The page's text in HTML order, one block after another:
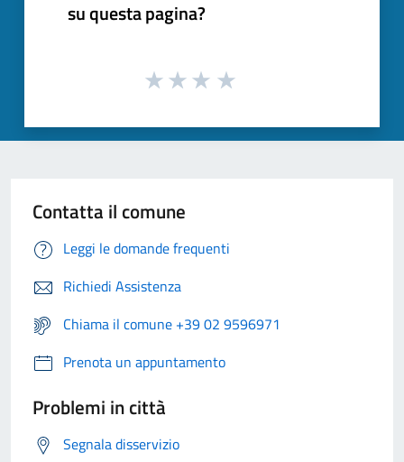
su questa pagina?
Contatta il comune
Leggi le domande frequenti
Richiedi Assistenza
Chiama il comune +39 02 9596971
Prenota un appuntamento
Problemi in città
Segnala disservizio